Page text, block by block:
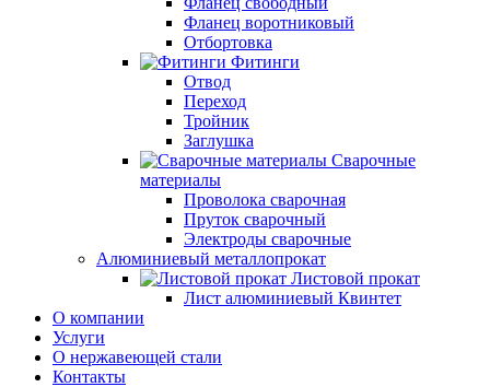
Фланец воротниковый
Отбортовка
Фитинги
Отвод
Переход
Тройник
Заглушка
Сварочные
материалы
Проволока сварочная
Пруток сварочный
Электроды сварочные
Алюминиевый металлопрокат
Листовой прокат
Лист алюминиевый Квинтет
О компании
Услуги
О нержавеющей стали
Контакты